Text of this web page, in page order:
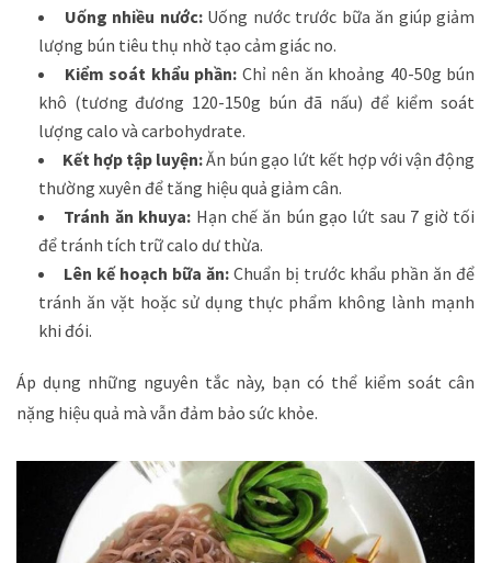
Uống nhiều nước:Uống nước trước bữa ăn giúp giảm
lượng bún tiêu thụ nhờ tạo cảm giác no.
Kiểm soát khẩu phần: Chỉ nên ăn khoảng 40-50g bún
khô (tương đương 120-150g bún đã nấu) để kiểm soát
lượng calo và carbohydrate.
Kết hợp tập luyện:Ăn bún gạo lứt kết hợp với vận động
thường xuyên để tăng hiệu quả giảm cân.
Tránh ăn khuya: Hạn chế ăn bún gạo lứt sau 7 giờ tối
để tránh tích trữ calo dư thừa.
Lên kế hoạch bữa ăn: Chuẩn bị trước khẩu phần ăn để
tránh ăn vặt hoặc sử dụng thực phẩm không lành mạnh
khi đói.
Áp dụng những nguyên tắc này, bạn có thể kiểm soát cân
nặng hiệu quả mà vẫn đảm bảo sức khỏe.